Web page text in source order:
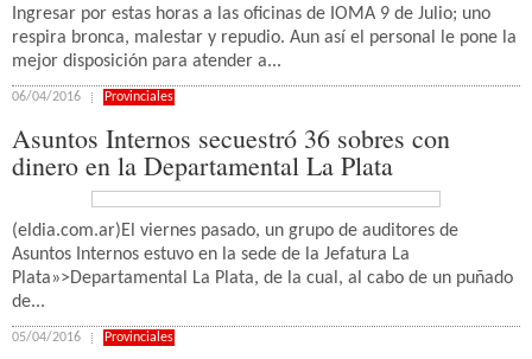
Ingresar por estas horas a las oficinas de IOMA 9 de Julio; uno
respira bronca, malestar y repudio. Aun así el personal le pone la
mejor disposición para atender a...
06/04/2016 Provinciales
Asuntos Internos secuestró 36 sobres con
dinero en la Departamental La Plata
(eldia.com.ar)El viernes pasado, un grupo de auditores de
Asuntos Internos estuvo en la sede de la Jefatura La
Plata»>Departamental La Plata, de la cual, al cabo de un puñado
de...
05/04/2016 Provinciales